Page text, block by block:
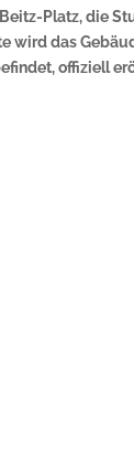
Platz, die
wird das
offiziell